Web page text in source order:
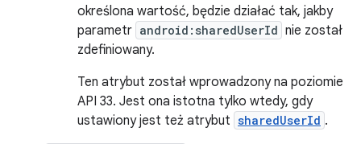
określona wartość, będzie działać tak, jakby
parametr android:sharedUserId nie został
zdefiniowany.
Ten atrybut został wprowadzony na poziomie
API 33. Jest ona istotna tylko wtedy, gdy
ustawiony jest też atrybut sharedUserId .